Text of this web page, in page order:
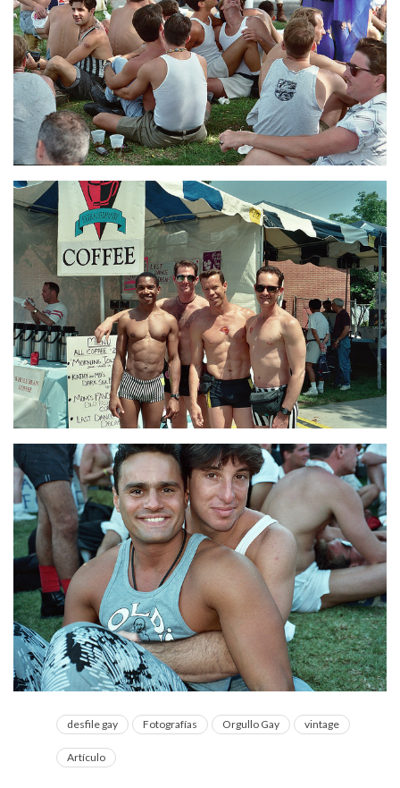
desfile gay Fotografías Orgullo Gay vintage
Artículo